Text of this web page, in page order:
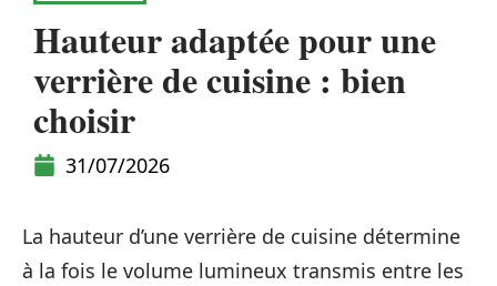
Hauteur adaptée pour une
verrière de cuisine : bien
choisir
31/07/2026
La hauteur d’une verrière de cuisine détermine
à la fois le volume lumineux transmis entre les